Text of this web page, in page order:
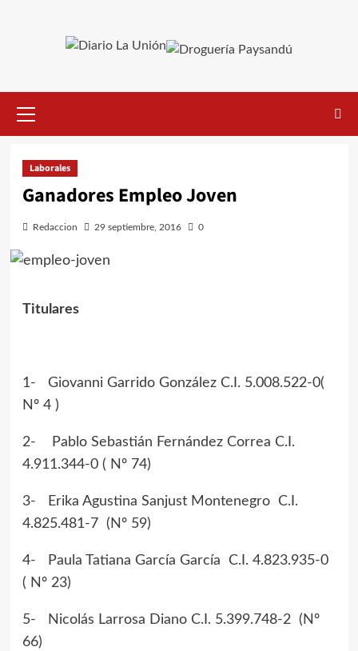
primario
Laborales
Ganadores Empleo Joven
Redaccion 29 septiembre, 2016 0
Titulares
1- Giovanni Garrido González C.I. 5.008.522-0(
Nº 4 )
2- Pablo Sebastián Fernández Correa C.I.
4.911.344-0 ( Nº 74)
3- Erika Agustina Sanjust Montenegro C.I.
4.825.481-7 (Nº 59)
4- Paula Tatiana García García C.I. 4.823.935-0
( Nº 23)
5- Nicolás Larrosa Diano C.I. 5.399.748-2 (Nº
66)